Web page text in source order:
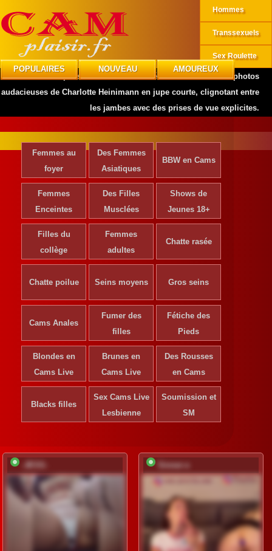
POPULAIRES NOUVEAU AMOUREUX
Hommes
Transsexuels
Sex Roulette
CAMplaisir»Actrices de Cinéma»Découvrez les photos
audacieuses de Charlotte Heinimann en jupe courte, clignotant entre
les jambes avec des prises de vue explicites.
Femmes au
foyer
Des Femmes
Asiatiques
BBW en Cams
Femmes
Enceintes
Des Filles
Musclées
Shows de
Jeunes 18+
Filles du
collège
Femmes
adultes
Chatte rasée
Chatte poilue Seins moyens Gros seins
Cams Anales
Fumer des
filles
Fétiche des
Pieds
Blondes en
Cams Live
Brunes en
Cams Live
Des Rousses
en Cams
Blacks filles
Sex Cams Live
Lesbienne
Soumission et
SM
Sinner-s